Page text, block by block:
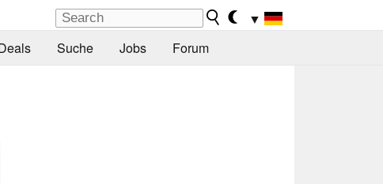
▼
Suche Jobs Forum